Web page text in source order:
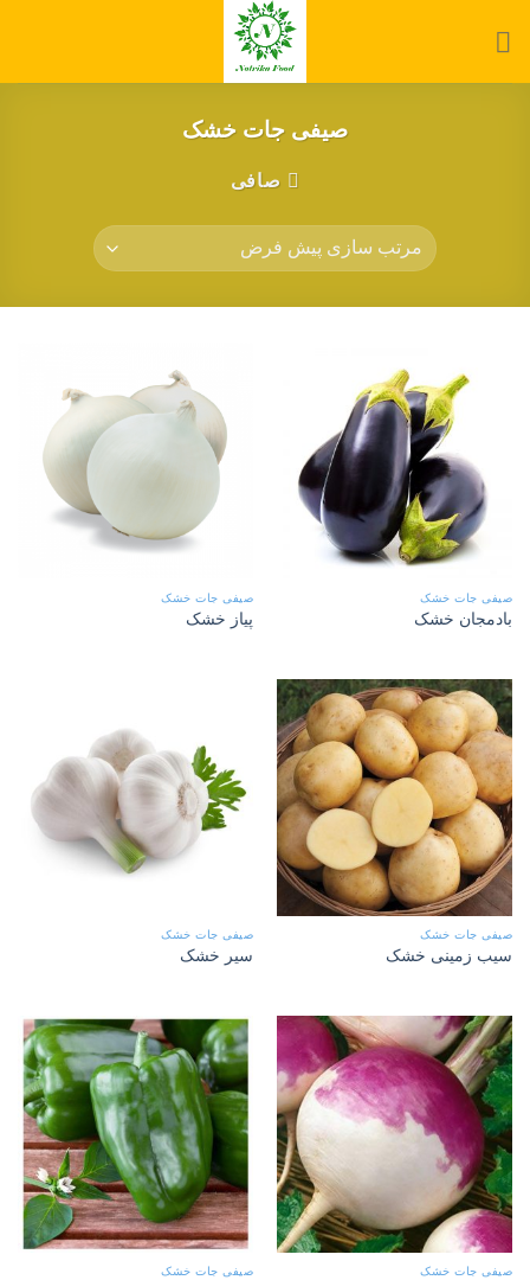
صیفی جات خشک
صافی
صیفی جات خشک
بادمجان خشک
صیفی جات خشک
پیاز خشک
صیفی جات خشک
سیب زمینی خشک
صیفی جات خشک
سیر خشک
صیفی جات خشک صیفی جات خشک